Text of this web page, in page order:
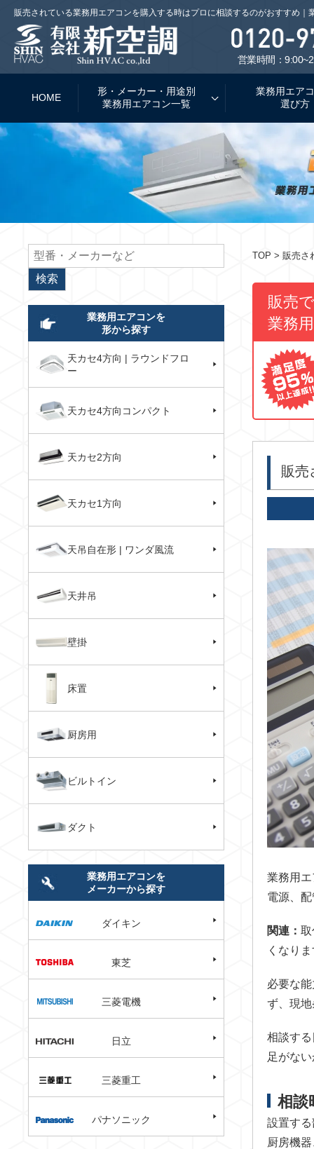
販売されている業務用エアコンを購入する時はプロに相談するのがおすすめ｜
営業時間：
HOME
形・メーカー・用途別
業務用エアコン一覧
業務用エア
選び方
TOP > 販売さ
販売で
業務
販売
業務用
電源、
関連： 取
くなり
必要な
ず、現
相談す
足がな
相談
設置す
厨房機
業務用エアコンを
形から探す
天カセ4方向 | ラウンドフロ
ー
天カセ4方向コンパクト
天カセ2方向
天カセ1方向
天吊自在形 | ワンダ風流
天井吊
壁掛
床置
厨房用
ビルトイン
ダクト
業務用エアコンを
メーカーから探す
ダイキン
東芝
三菱電機
日立
三菱重工
パナソニック